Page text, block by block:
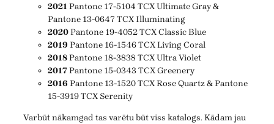
2021Pantone 17-5104 TCX Ultimate Gray &
Pantone 13-0647 TCX Illuminating
2020Pantone 19-4052 TCX Classic Blue
2019 Pantone 16-1546 TCX Living Coral
2018Pantone 18-3838 TCX Ultra Violet
2017Pantone 15-0343 TCX Greenery
2016 Pantone 13-1520 TCX Rose Quartz & Pantone
15-3919 TCX Serenity
Varbūt nākamgad tas varētu būt viss katalogs. Kādam jau